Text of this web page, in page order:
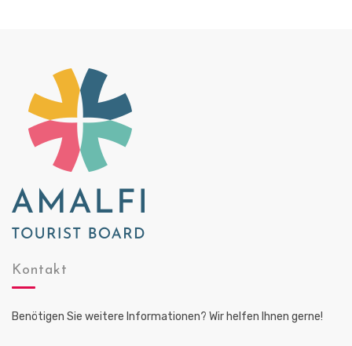
Kontakt
Benötigen Sie weitere Informationen? Wir helfen Ihnen gerne!